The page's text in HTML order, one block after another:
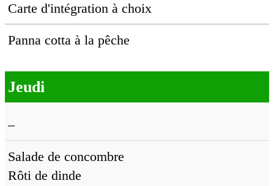
Carte d'intégration à choix
Panna cotta à la pêche
Jeudi
–
Salade de concombre
Rôti de dinde